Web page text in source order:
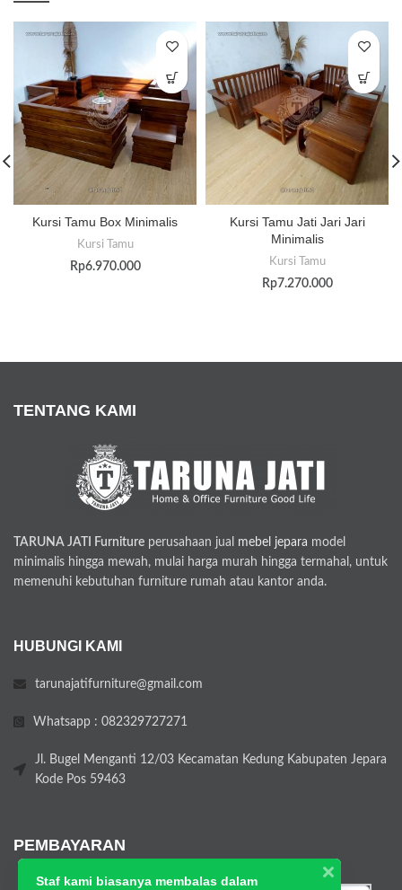
Kursi Tamu Box Minimalis
Kursi Tamu
Rp6.970.000
Kursi Tamu Jati Jari Jari
Minimalis
Kursi Tamu
Rp7.270.000
TENTANG KAMI
TARUNA JATI Furniture perusahaan jual mebel jepara model
minimalis hingga mewah, mulai harga murah hingga termahal, untuk
memenuhi kebutuhan furniture rumah atau kantor anda.
HUBUNGI KAMI
tarunajatifurniture@gmail.com
Whatsapp : 082329727271
Jl. Bugel Menganti 12/03 Kecamatan Kedung Kabupaten Jepara
Kode Pos 59463
PEMBAYARAN
Staf kami biasanya membalas dalam